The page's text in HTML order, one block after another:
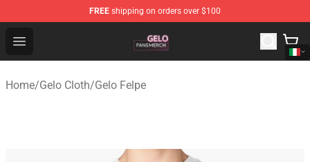
FREE shipping on orders over $100
Open menu
Gelo Shop - Official Gelo Merchandise Store
Home/Gelo Cloth/Gelo Felpe